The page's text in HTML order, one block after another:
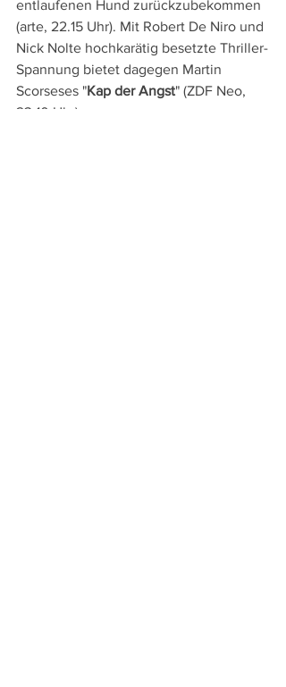
entlaufenen Hund zurückzubekommen
(arte, 22.15 Uhr). Mit Robert De Niro und
Nick Nolte hochkarätig besetzte Thriller-
Spannung bietet dagegen Martin
Scorseses "Kap der Angst" (ZDF Neo,
23.10 Uhr).